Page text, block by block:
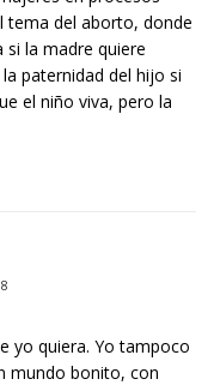
tema del aborto, donde
si la madre quiere
paternidad del hijo si
el niño viva, pero la
yo quiera. Yo tampoco
mundo bonito, con